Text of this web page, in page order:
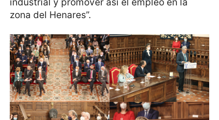
zona del Henares”.